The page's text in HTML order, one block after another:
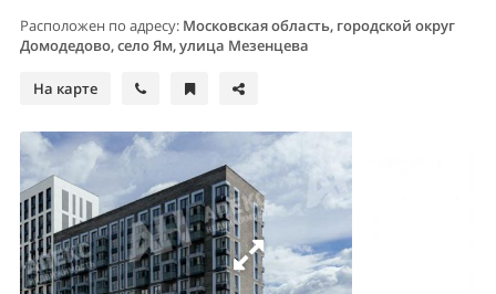
Расположен по адресу: Московская область, городской округ
Домодедово, село Ям, улица Мезенцева
На карте